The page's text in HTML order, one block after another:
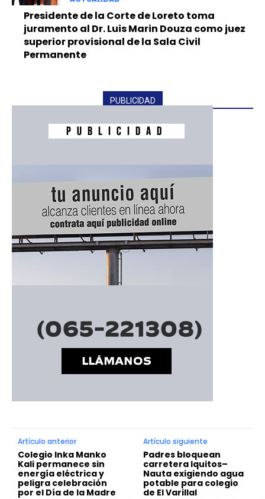
Presidente de la Corte de Loreto toma
juramento al Dr. Luis Marin Douza como juez
superior provisional de la Sala Civil
Permanente
PUBLICIDAD
Artículo anterior
Colegio Inka Manko
Kali permanece sin
energía eléctrica y
peligra celebración
por el Día de la Madre
Artículo siguiente
Padres bloquean
carretera Iquitos–
Nauta exigiendo agua
potable para colegio
de El Varillal